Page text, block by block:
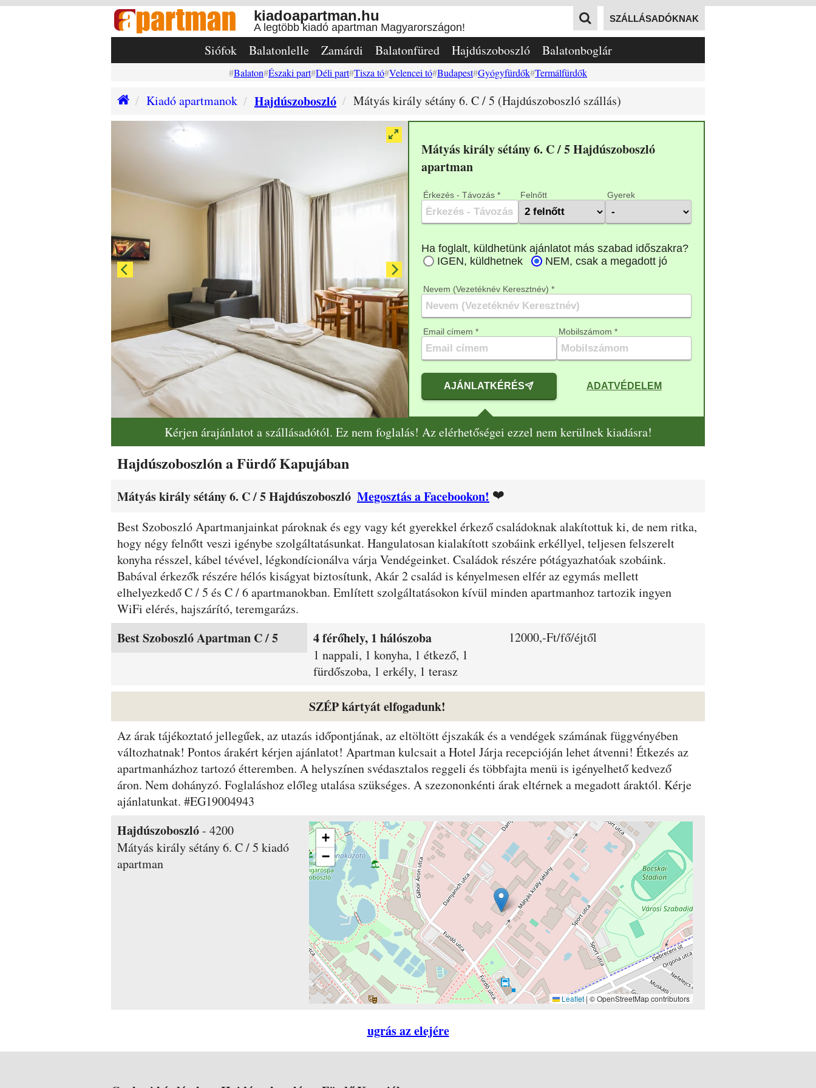
kiadoapartman.hu
A legtöbb kiadó apartman Magyarországon!
SZÁLLÁSADÓKNAK
Siófok Balatonlelle Zamárdi Balatonfüred Hajdúszoboszló Balatonboglár
Balaton Északi part Déli part Tisza tó Velencei tó Budapest Gyógyfürdők Termálfürdők
Kiadó apartmanok Hajdúszoboszló Mátyás király sétány 6. C / 5 (Hajdúszoboszló szállás)
Kérjen árajánlatot a szállásadótól. Ez nem foglalás! Az elérhetőségei ezzel nem kerülnek kiadásra!
Mátyás király sétány 6. C / 5 Hajdúszoboszló
apartman
Érkezés - Távozás * Felnőtt Gyerek
Nevem (Vezetéknév Keresztnév) *
Email címem * Mobilszámom *
AJÁNLATKÉRÉS ADATVÉDELEM
Hajdúszoboszlón a Fürdő Kapujában
Mátyás király sétány 6. C / 5 Hajdúszoboszló Megosztás a Facebookon! ❤️
Leírás
Best Szoboszló Apartmanjainkat pároknak és egy vagy két gyerekkel érkező családoknak alakítottuk ki, de nem ritka,
hogy négy felnőtt veszi igénybe szolgáltatásunkat. Hangulatosan kialakított szobáink erkéllyel, teljesen felszerelt
konyha résszel, kábel tévével, légkondícionálva várja Vendégeinket. Családok részére pótágyazhatóak szobáink.
Babával érkezők részére hélós kiságyat biztosítunk, Akár 2 család is kényelmesen elfér az egymás mellett
elhelyezkedő C / 5 és C / 6 apartmanokban. Említett szolgáltatásokon kívül minden apartmanhoz tartozik ingyen
WiFi elérés, hajszárító, teremgarázs.
Szobák és árak
Best Szoboszló Apartman C / 5 4 férőhely, 1 hálószoba
1 nappali, 1 konyha, 1 étkező, 1
fürdőszoba, 1 erkély, 1 terasz
12000,-Ft/fő/éjtől
SZÉP kártyát elfogadunk!
Az árak tájékoztató jellegűek, az utazás időpontjának, az eltöltött éjszakák és a vendégek számának függvényében
változhatnak! Pontos árakért kérjen ajánlatot! Apartman kulcsait a Hotel Járja recepcióján lehet átvenni! Étkezés az
apartmanházhoz tartozó étteremben. A helyszínen svédasztalos reggeli és többfajta menü is igényelhető kedvező
áron. Nem dohányzó. Foglaláshoz előleg utalása szükséges. A szezononkénti árak eltérnek a megadott áraktól. Kérje
ajánlatunkat. #EG19004943
Hajdúszoboszló- 4200
Mátyás király sétány 6. C / 5 kiadó
apartman
+
−
Leaflet | © OpenStreetMap contributors
ugrás az elejére